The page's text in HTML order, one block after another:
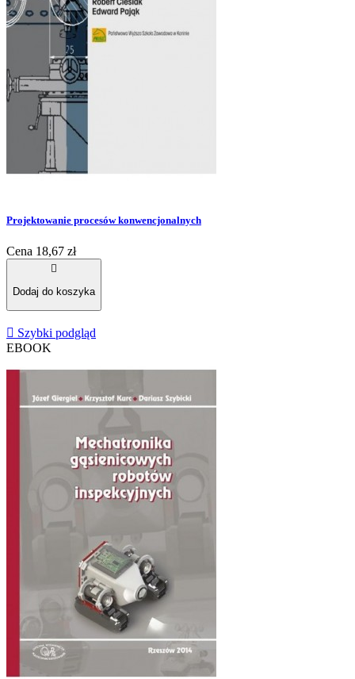
Projektowanie procesów konwencjonalnych
Cena 18,67 zł

Dodaj do koszyka
 Szybki podgląd
EBOOK